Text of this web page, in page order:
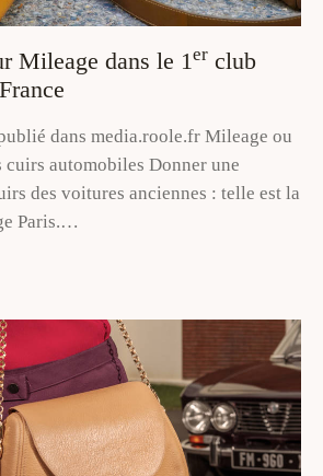
Mileage dans le 1 er club
dans media.roole.fr Mileage ou
cuirs automobiles Donner une
des voitures anciennes : telle est la
Paris.…